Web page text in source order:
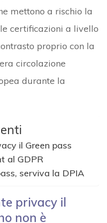
mettono a rischio la
certificazioni a livello
proprio con la
circolazione
durante la
il Green pass
al GDPR
serviva la DPIA
privacy il
non è